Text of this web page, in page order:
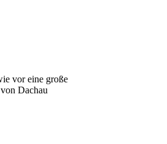
vor eine große
Dachau